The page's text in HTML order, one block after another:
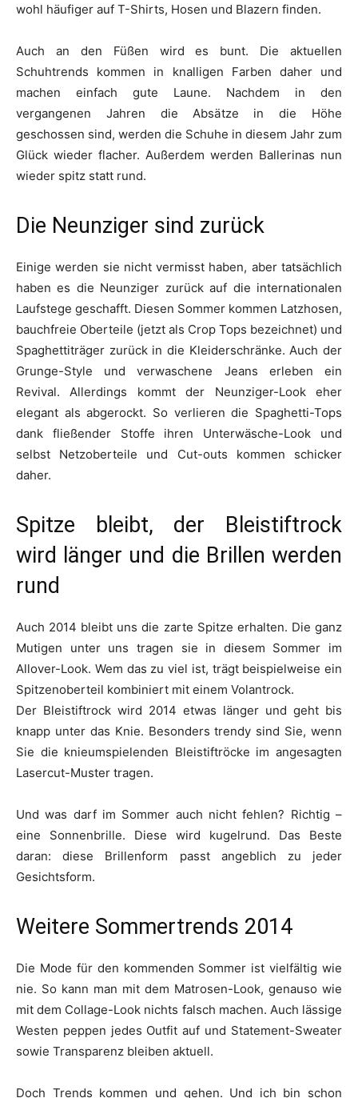
wohl häufiger auf T-Shirts, Hosen und Blazern finden.
Auch an den Füßen wird es bunt. Die aktuellen
Schuhtrends kommen in knalligen Farben daher und
machen einfach gute Laune. Nachdem in den
vergangenen Jahren die Absätze in die Höhe
geschossen sind, werden die Schuhe in diesem Jahr zum
Glück wieder flacher. Außerdem werden Ballerinas nun
wieder spitz statt rund.
Die Neunziger sind zurück
Einige werden sie nicht vermisst haben, aber tatsächlich
haben es die Neunziger zurück auf die internationalen
Laufstege geschafft. Diesen Sommer kommen Latzhosen,
bauchfreie Oberteile (jetzt als Crop Tops bezeichnet) und
Spaghettiträger zurück in die Kleiderschränke. Auch der
Grunge-Style und verwaschene Jeans erleben ein
Revival. Allerdings kommt der Neunziger-Look eher
elegant als abgerockt. So verlieren die Spaghetti-Tops
dank fließender Stoffe ihren Unterwäsche-Look und
selbst Netzoberteile und Cut-outs kommen schicker
daher.
Spitze bleibt, der Bleistiftrock
wird länger und die Brillen werden
rund
Auch 2014 bleibt uns die zarte Spitze erhalten. Die ganz
Mutigen unter uns tragen sie in diesem Sommer im
Allover-Look. Wem das zu viel ist, trägt beispielweise ein
Spitzenoberteil kombiniert mit einem Volantrock.
Der Bleistiftrock wird 2014 etwas länger und geht bis
knapp unter das Knie. Besonders trendy sind Sie, wenn
Sie die knieumspielenden Bleistiftröcke im angesagten
Lasercut-Muster tragen.
Und was darf im Sommer auch nicht fehlen? Richtig –
eine Sonnenbrille. Diese wird kugelrund. Das Beste
daran: diese Brillenform passt angeblich zu jeder
Gesichtsform.
Weitere Sommertrends 2014
Die Mode für den kommenden Sommer ist vielfältig wie
nie. So kann man mit dem Matrosen-Look, genauso wie
mit dem Collage-Look nichts falsch machen. Auch lässige
Westen peppen jedes Outfit auf und Statement-Sweater
sowie Transparenz bleiben aktuell.
Doch Trends kommen und gehen. Und ich bin schon